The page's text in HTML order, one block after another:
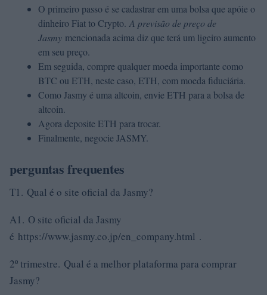
O primeiro passo é se cadastrar em uma bolsa que apóie o
dinheiro Fiat to Crypto. A previsão de preço de
Jasmy mencionada acima diz que terá um ligeiro aumento
em seu preço.
Em seguida, compre qualquer moeda importante como
BTC ou ETH, neste caso, ETH, com moeda fiduciária.
Como Jasmy é uma altcoin, envie ETH para a bolsa de
altcoin.
Agora deposite ETH para trocar.
Finalmente, negocie JASMY.
perguntas frequentes
T1. Qual é o site oficial da Jasmy?
A1. O site oficial da Jasmy
é https://www.jasmy.co.jp/en_company.html .
2º trimestre. Qual é a melhor plataforma para comprar
Jasmy?